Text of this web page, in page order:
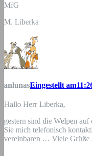
MfG
M. Liberka
anlunasEingestellt
Hallo Herr Liberka,
gestern sind die Welpen
Sie mich telefonisch
vereinbaren … Viele Grüße